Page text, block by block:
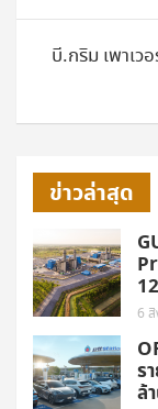
บี.กริม เพาเว
ข่าวล่าสุด
6
ร
ล้